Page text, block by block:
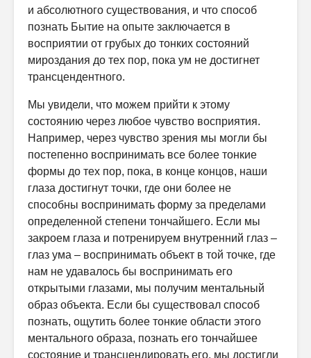
и абсолютного существования, и что способ
познать Бытие на опыте заключается в
восприятии от грубых до тонких состояний
мироздания до тех пор, пока ум не достигнет
трансцендентного.
Мы увидели, что можем прийти к этому
состоянию через любое чувство восприятия.
Например, через чувство зрения мы могли бы
постепенно воспринимать все более тонкие
формы до тех пор, пока, в конце концов, наши
глаза достигнут точки, где они более не
способны воспринимать форму за пределами
определенной степени тончайшего. Если мы
закроем глаза и потренируем внутренний глаз –
глаз ума – воспринимать объект в той точке, где
нам не удавалось бы воспринимать его
открытыми глазами, мы получим ментальный
образ объекта. Если бы существовал способ
познать, ощутить более тонкие области этого
ментального образа, познать его тончайшее
состояние и трансцендировать его, мы достигли